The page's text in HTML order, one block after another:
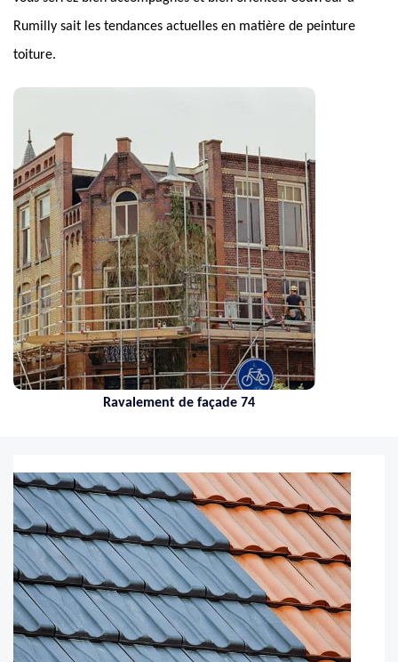
Rumilly sait les tendances actuelles en matière de peinture
toiture.
Ravalement de façade 74